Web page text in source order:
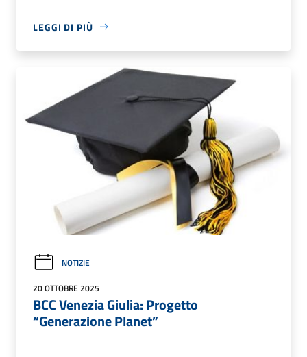
LEGGI DI PIÙ
NOTIZIE
20 OTTOBRE 2025
BCC Venezia Giulia: Progetto
“Generazione Planet”